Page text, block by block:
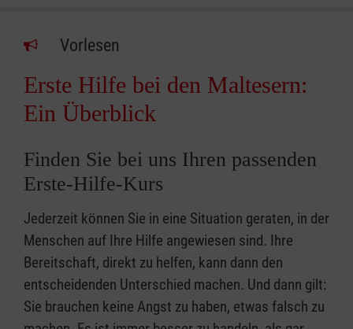
Vorlesen
Erste Hilfe bei den Maltesern:
Ein Überblick
Finden Sie bei uns Ihren passenden
Erste-Hilfe-Kurs
Jederzeit können Sie in eine Situation geraten, in der
Menschen auf Ihre Hilfe angewiesen sind. Ihre
Bereitschaft, direkt zu helfen, kann dann den
entscheidenden Unterschied machen. Und dann gilt:
Sie brauchen keine Angst zu haben, etwas falsch zu